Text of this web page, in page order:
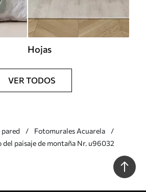
Hojas
VER TODOS
Fotomurales Acuarela
paisaje de montaña Nr. u96032